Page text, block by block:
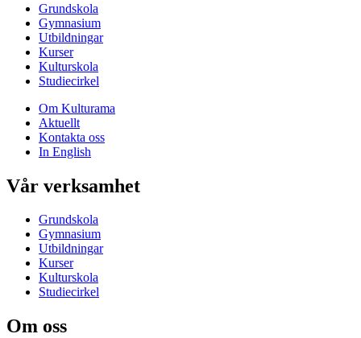
Grundskola
Gymnasium
Utbildningar
Kurser
Kulturskola
Studiecirkel
Om Kulturama
Aktuellt
Kontakta oss
In English
Vår verksamhet
Grundskola
Gymnasium
Utbildningar
Kurser
Kulturskola
Studiecirkel
Om oss